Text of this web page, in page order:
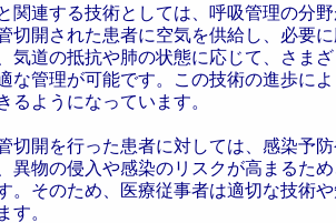
関連する技術としては、呼吸管理の分
切開された患者に空気を供給し、必要
気道の抵抗や肺の状態に応じて、さま
な管理が可能です。この技術の進歩に
るようになっています。
切開を行った患者に対しては、感染予
異物の侵入や感染のリスクが高まるた
。そのため、医療従事者は適切な技術
す。